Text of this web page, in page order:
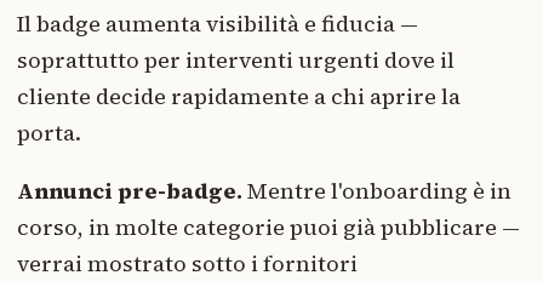
Il badge aumenta visibilità e fiducia —
soprattutto per interventi urgenti dove il
cliente decide rapidamente a chi aprire la
porta.
Annunci pre-badge. Mentre l'onboarding è in
corso, in molte categorie puoi già pubblicare —
verrai mostrato sotto i fornitori